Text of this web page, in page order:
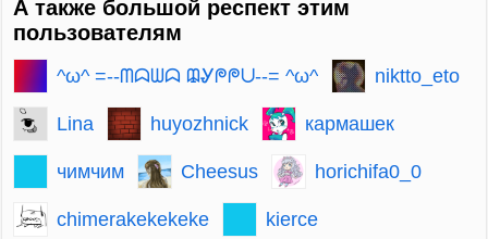
А также большой респект этим
пользователям
^ω^ =--ᗰᗣᗯᗣ ᙨᎽᖘᖘᑌ--= ^ω^ niktto_eto
Lina huyozhnick кармашек
чимчим Cheesus horichifa0_0
chimerakekekeke kierce